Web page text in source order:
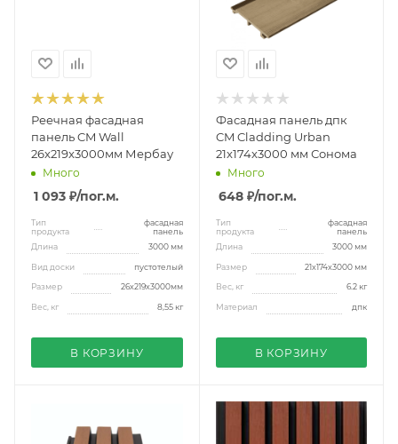
Реечная фасадная
панель CM Wall
26x219x3000мм Мербау
Много
1 093 ₽/пог.м.
Тип
продукта
фасадная
панель
Длина
3000 мм
Вид доски пустотелый
Размер 26x219x3000мм
Вес, кг 8,55 кг
В КОРЗИНУ
Фасадная панель дпк
CM Cladding Urban
21x174x3000 мм Сонома
Много
648 ₽/пог.м.
Тип
продукта
фасадная
панель
Длина
3000 мм
Размер 21x174x3000 мм
Вес, кг 6.2 кг
Материал дпк
В КОРЗИНУ